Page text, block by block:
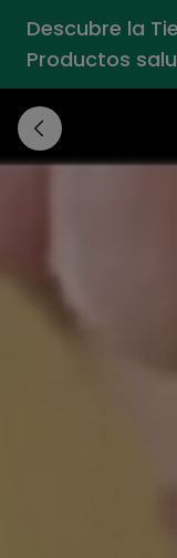
Descubre la
Productos